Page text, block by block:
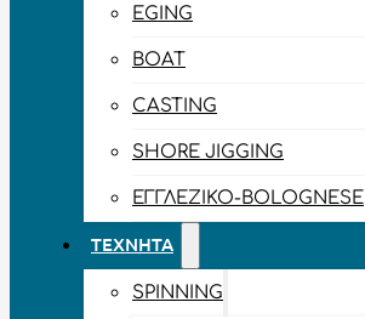
EGING
BOAT
CASTING
SHORE JIGGING
ΕΓΓΛΈΖΙΚΟ-BOLOGNESE
ΤΕΧΝΗΤΆ
SPINNING